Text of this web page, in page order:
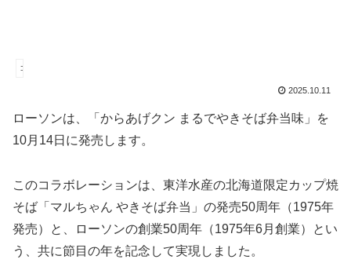
コンビニ
2025.10.11
ローソンは、「からあげクン まるでやきそば弁当味」を
10月14日に発売します。
このコラボレーションは、東洋水産の北海道限定カップ焼
そば「マルちゃん やきそば弁当」の発売50周年（1975年
発売）と、ローソンの創業50周年（1975年6月創業）とい
う、共に節目の年を記念して実現しました。